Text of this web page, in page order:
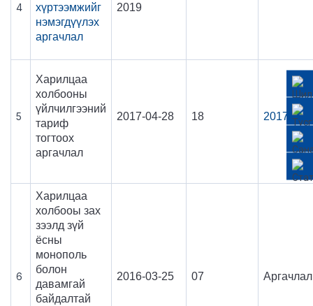
4
хүртээмжийг
нэмэгдүүлэх
аргачлал
2019
5
Харилцаа
холбооны
үйлчилгээний
тариф
тогтоох
аргачлал
2017-04-28 18 2017-18
6
Харилцаа
холбооы зах
зээлд зүй
ёсны
монополь
болон
давамгай
байдалтай
2016-03-25 07 Аргачлал